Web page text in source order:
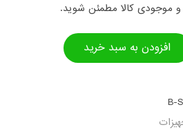
و موجودی کالا مطمئن شوید.
افزودن به سبد خرید
B-